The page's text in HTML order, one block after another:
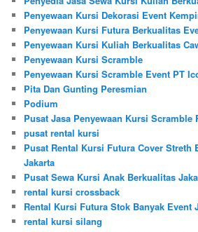
Penyewaan Kursi Dekorasi Event
Penyewaan Kursi Futura Berkualitas
Penyewaan Kursi Kuliah Berkualitas
Penyewaan Kursi Scramble
Penyewaan Kursi Scramble Event PT
Pita Dan Gunting Peresmian
Podium
Pusat Jasa Penyewaan Kursi Scramble
pusat rental kursi
Pusat Rental Kursi Futura Cover Streth
Jakarta
Pusat Sewa Kursi Anak Berkualitas
rental kursi crossback
Rental Kursi Futura Stok Banyak Event
rental kursi silang